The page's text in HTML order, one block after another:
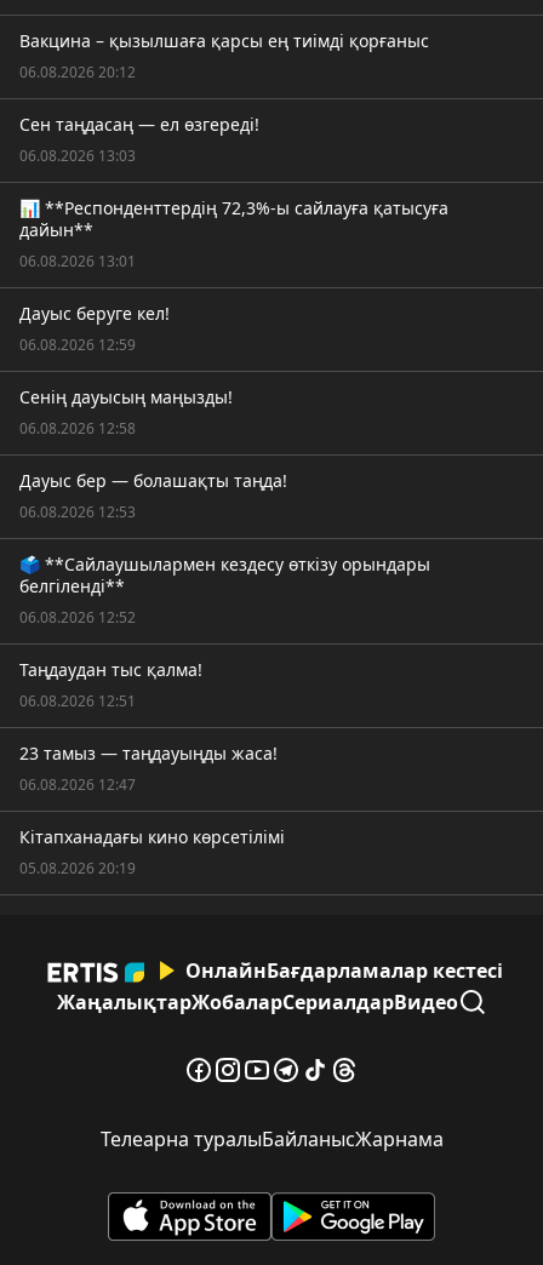
Вакцина – қызылшаға қарсы ең тиімді қорғаныс
06.08.2026 20:12
Сен таңдасаң — ел өзгереді!
06.08.2026 13:03
📊 **Респонденттердің 72,3%-ы сайлауға қатысуға
дайын**
06.08.2026 13:01
Дауыс беруге кел!
06.08.2026 12:59
Сенің дауысың маңызды!
06.08.2026 12:58
Дауыс бер — болашақты таңда!
06.08.2026 12:53
🗳️ **Сайлаушылармен кездесу өткізу орындары
белгіленді**
06.08.2026 12:52
Таңдаудан тыс қалма!
06.08.2026 12:51
23 тамыз — таңдауыңды жаса!
06.08.2026 12:47
Кітапханадағы кино көрсетілімі
05.08.2026 20:19
ОнлайнБағдарламалар кестесі
ЖаңалықтарЖобаларСериалдарВидео
Телеарна туралыБайланысЖарнама